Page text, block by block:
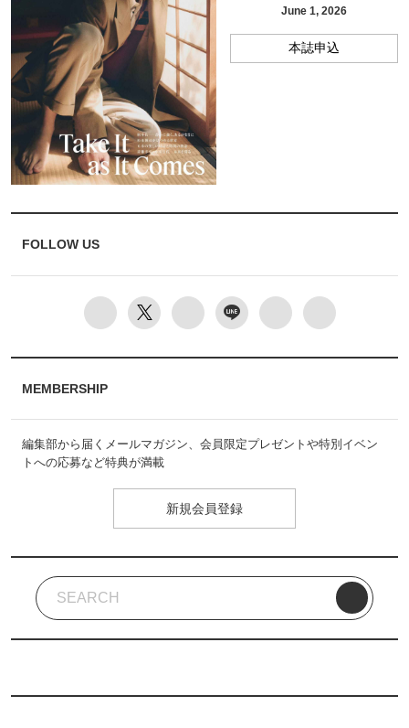
June 1, 2026
本誌申込
FOLLOW US
MEMBERSHIP
編集部から届くメールマガジン、会員限定プレゼントや特別イベン
トへの応募など特典が満載
新規会員登録